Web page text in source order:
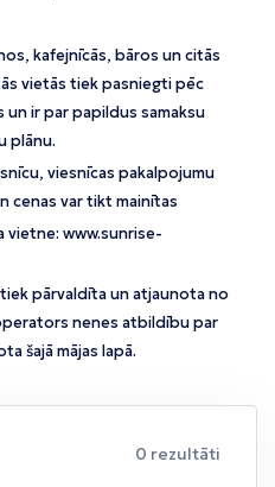
kafejnīcās, bāros un citās
vietās tiek pasniegti pēc
un ir par papildus samaksu
plānu.
viesnīcas pakalpojumu
cenas var tikt mainītas
vietne: www.sunrise-
tiek pārvaldīta un atjaunota no
nenes atbildību par
šajā mājas lapā.
0 rezultāti